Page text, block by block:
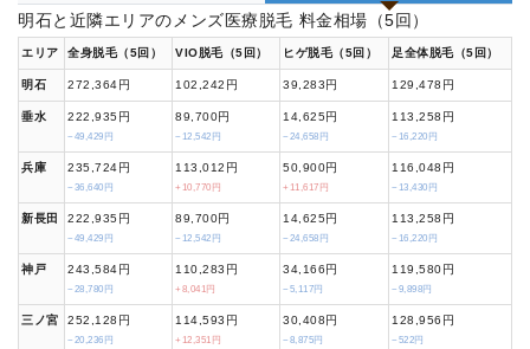
明石と近隣エリアのメンズ医療脱毛 料金相場（5回）
エリア 全身脱毛（5回） VIO脱毛（5回） ヒゲ脱毛（5回） 足全体脱毛（5回）
明石 272,364円 102,242円 39,283円 129,478円
垂水 222,935円
−49,429円
89,700円
−12,542円
14,625円
−24,658円
113,258円
−16,220円
兵庫 235,724円
−36,640円
113,012円
+10,770円
50,900円
+11,617円
116,048円
−13,430円
新長田 222,935円
−49,429円
89,700円
−12,542円
14,625円
−24,658円
113,258円
−16,220円
神戸 243,584円
−28,780円
110,283円
+8,041円
34,166円
−5,117円
119,580円
−9,898円
三ノ宮 252,128円
−20,236円
114,593円
+12,351円
30,408円
−8,875円
128,956円
−522円